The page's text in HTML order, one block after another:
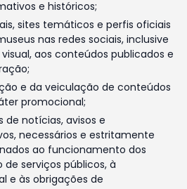
e históricos;
sites temáticos e perfis oficiais
nas redes sociais, inclusive
aos conteúdos publicados e
e da veiculação de conteúdos
promocional;
notícias, avisos e
necessários e estritamente
ao funcionamento dos
serviços públicos, à
e às obrigações de